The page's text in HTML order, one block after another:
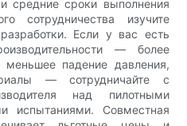
средние сроки выполнения
сотрудничества изучите
Если у вас есть
— более
падение давления,
— сотрудничайте с
над пилотными
испытаниями. Совместная